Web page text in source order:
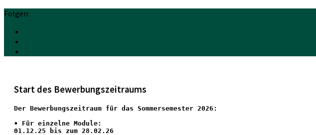
Folgen:
Start des Bewerbungszeitraums
Der Bewerbungszeitraum für das Sommersemester 2026:
• Für einzelne Module:
01.12.25 bis zum 28.02.26